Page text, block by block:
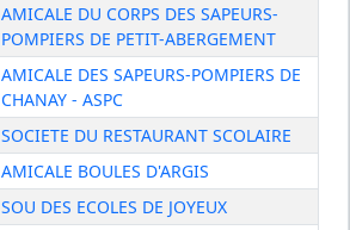
AMICALE DU CORPS DES SAPEURS-
POMPIERS DE PETIT-ABERGEMENT
AMICALE DES SAPEURS-POMPIERS DE
CHANAY - ASPC
SOCIETE DU RESTAURANT SCOLAIRE
AMICALE BOULES D'ARGIS
SOU DES ECOLES DE JOYEUX